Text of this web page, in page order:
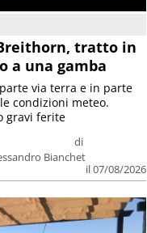
tratto in
a una gamba
di
Bianchet
il 07/08/2026
via terra e in parte
condizioni meteo.
gravi ferite